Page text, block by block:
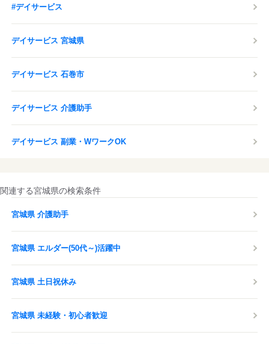
#デイサービス
デイサービス 宮城県
デイサービス 石巻市
デイサービス 介護助手
デイサービス 副業・WワークOK
関連する宮城県の検索条件
宮城県 介護助手
宮城県 エルダー(50代～)活躍中
宮城県 土日祝休み
宮城県 未経験・初心者歓迎